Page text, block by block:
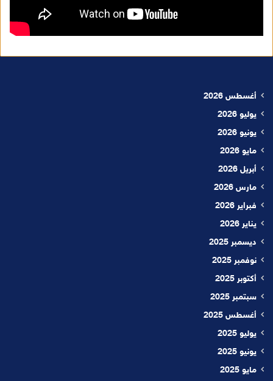
أغسطس 2026
يوليو 2026
يونيو 2026
مايو 2026
أبريل 2026
مارس 2026
فبراير 2026
يناير 2026
ديسمبر 2025
نوفمبر 2025
أكتوبر 2025
سبتمبر 2025
أغسطس 2025
يوليو 2025
يونيو 2025
مايو 2025